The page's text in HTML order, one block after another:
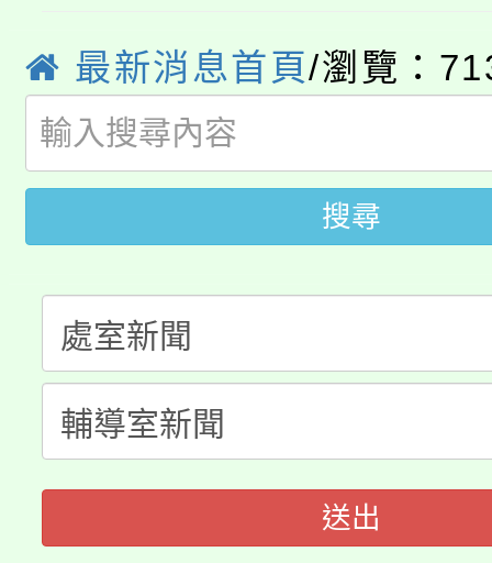
徵才活動。
YOUNG桃局內行報名
局官網。
8月14至27日，桃園電
開!
115年桃園市運動會8/
田徑場及游泳池舉行。
桃園市低收入戶享有免
半價優惠，詳情可洽有
者。
份教師增能研習
大溪自造教育及科技中
份教師研習
淨零綠生活教案入校路
會
115年食農教育專業人
程
最新消息首頁/瀏覽：
搜尋
送出